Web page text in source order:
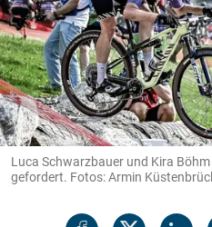
Luca Schwarzbauer und Kira
gefordert. Fotos: Armin